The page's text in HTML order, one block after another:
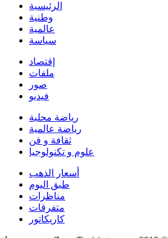
الرئيسية
وطنية
عالمية
سياسة
إقتصاد
ملفات
صور
فيديو
رياضة محلية
رياضة عالمية
ثقافة و فن
علوم و تكنولوجيا
أسعار الذهب
طبق اليوم
مناظرات
متفرقات
كاريكاتور